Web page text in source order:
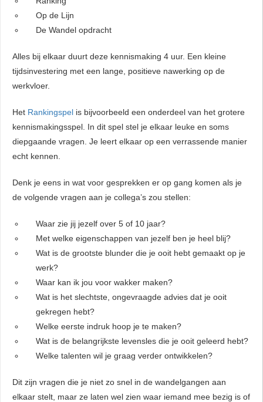
Op de Lijn
De Wandel opdracht
Alles bij elkaar duurt deze kennismaking 4 uur. Een kleine
tijdsinvestering met een lange, positieve nawerking op de
werkvloer.
Het Rankingspel is bijvoorbeeld een onderdeel van het grotere
kennismakingsspel. In dit spel stel je elkaar leuke en soms
diepgaande vragen. Je leert elkaar op een verrassende manier
echt kennen.
Denk je eens in wat voor gesprekken er op gang komen als je
de volgende vragen aan je collega’s zou stellen:
Waar zie jij jezelf over 5 of 10 jaar?
Met welke eigenschappen van jezelf ben je heel blij?
Wat is de grootste blunder die je ooit hebt gemaakt op je
werk?
Waar kan ik jou voor wakker maken?
Wat is het slechtste, ongevraagde advies dat je ooit
gekregen hebt?
Welke eerste indruk hoop je te maken?
Wat is de belangrijkste levensles die je ooit geleerd hebt?
Welke talenten wil je graag verder ontwikkelen?
Dit zijn vragen die je niet zo snel in de wandelgangen aan
elkaar stelt, maar ze laten wel zien waar iemand mee bezig is of